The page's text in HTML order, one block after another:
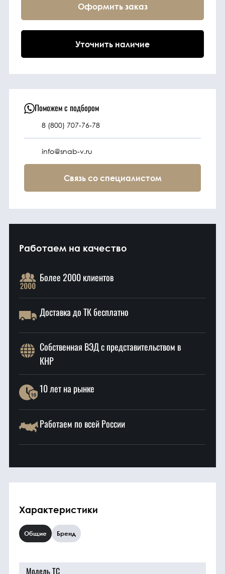
Электрическая
Оформить заказ
Уточнить наличие
Поможем с подбором
8 (800) 707-76-78
info@snab-v.ru
Связь со специалистом
Работаем на качество
Более 2000 клиентов
Доставка до ТК бесплатно
Собственная ВЭД с представительством в
КНР
10 лет на рынке
Работаем по всей России
Характеристики
Общие Бренд
Модель ТС